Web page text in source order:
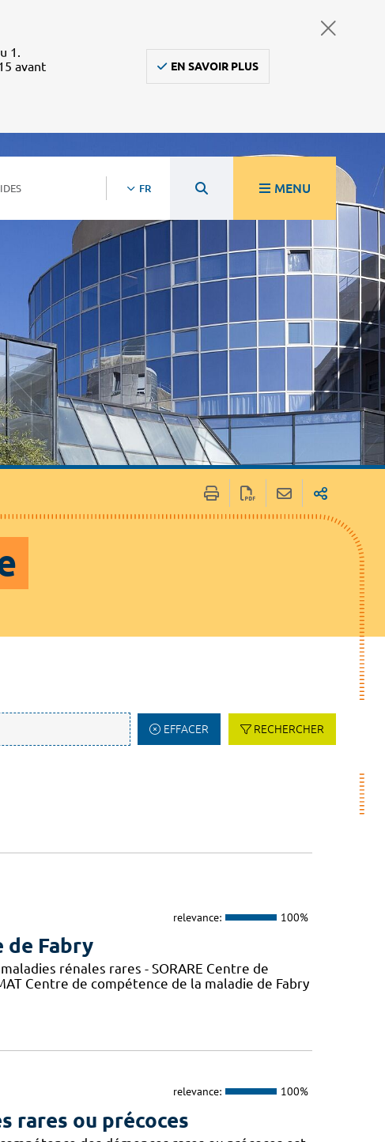
1.
avant
EN SAVOIR PLUS
FR MENU
EFFACER RECHERCHER
relevance: 100%
de Fabry
rénales rares - SORARE Centre de
Centre de compétence de la maladie de Fabry
relevance: 100%
rares ou précoces